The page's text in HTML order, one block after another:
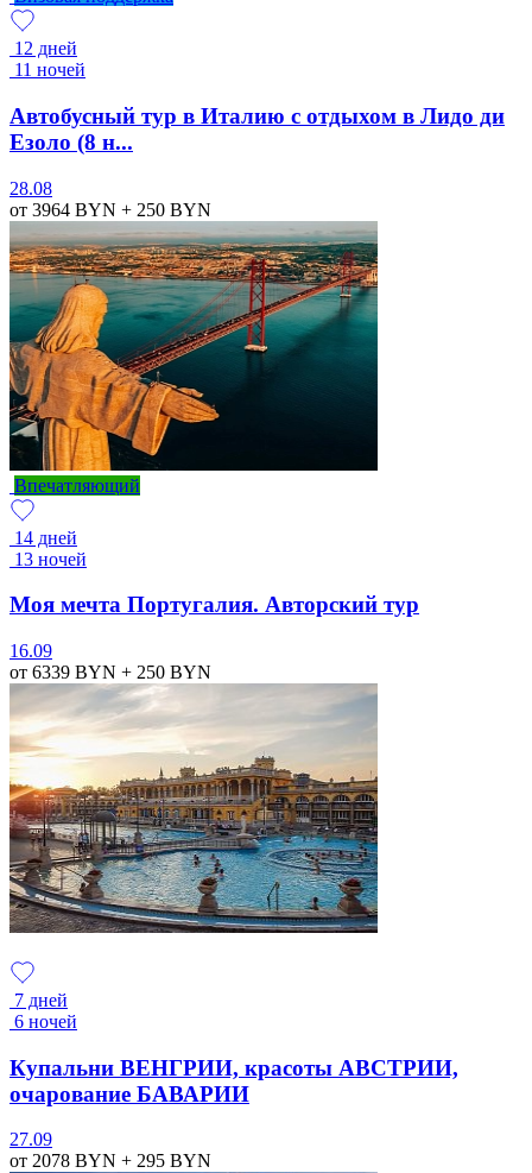
12 дней
11 ночей
Автобусный тур в Италию с отдыхом в Лидо ди
Езоло (8 н...
28.08
от 3964 BYN + 250 BYN
Впечатляющий
14 дней
13 ночей
Моя мечта Португалия. Авторский тур
16.09
от 6339 BYN + 250 BYN
7 дней
6 ночей
Купальни ВЕНГРИИ, красоты АВСТРИИ,
очарование БАВАРИИ
27.09
от 2078 BYN + 295 BYN